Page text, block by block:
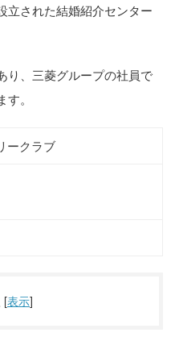
立された結婚紹介センター
り、三菱グループの社員で
。
ークラブ
[表示]